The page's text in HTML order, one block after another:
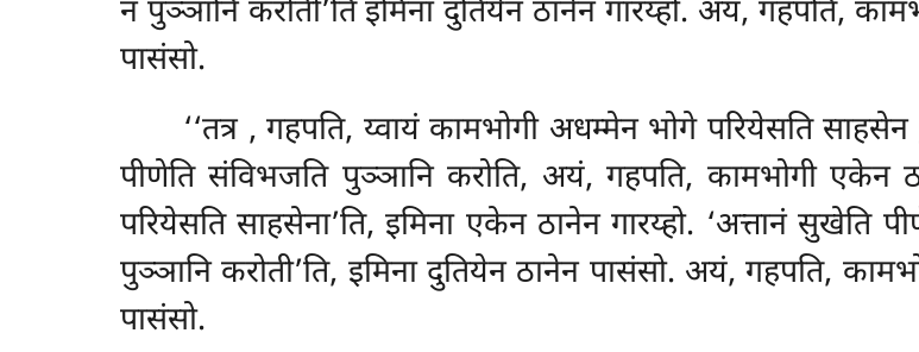
न पुञ्ञानि करोती’ति इमिना दुतियेन ठानेन गारय्हो. अयं, गहपति,
पासंसो.
‘‘तत्र , गहपति, य्वायं कामभोगी अधम्मेन भोगे परियेसति साहसेन
पीणेति संविभजति पुञ्ञानि करोति, अयं, गहपति, कामभोगी एकेन
परियेसति साहसेना’ति, इमिना एकेन ठानेन गारय्हो. ‘अत्तानं सुखेति
पुञ्ञानि करोती’ति, इमिना दुतियेन ठानेन पासंसो. अयं, गहपति,
पासंसो.